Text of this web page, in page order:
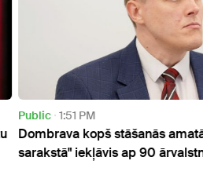
amatā "melnajā
90 ārvalstnieku